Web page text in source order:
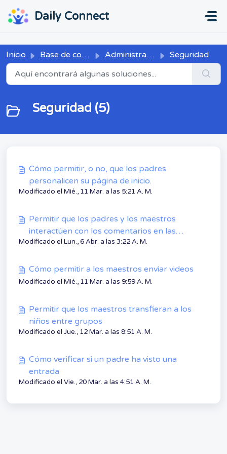
Daily Connect
Inicio Base de conocimientos Administrador Seguridad
Seguridad (5)
Cómo permitir, o no, que los padres
personalicen su página de inicio.
Modificado el Mié., 11 Mar. a las 5:21 A. M.
Permitir que los padres y los maestros
interactúen con los comentarios en las
entradas
Modificado el Lun., 6 Abr. a las 3:22 A. M.
Cómo permitir a los maestros enviar videos
Modificado el Mié., 11 Mar. a las 9:59 A. M.
Permitir que los maestros transfieran a los
niños entre grupos
Modificado el Jue., 12 Mar. a las 8:51 A. M.
Cómo verificar si un padre ha visto una
entrada
Modificado el Vie., 20 Mar. a las 4:51 A. M.